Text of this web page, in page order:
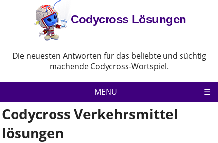
Codycross Lösungen
Die neuesten Antworten für das beliebte und süchtig
machende Codycross-Wortspiel.
MENU
Codycross
Datenschutz-Bestimmungen
Codycross Verkehrsmittel
lösungen